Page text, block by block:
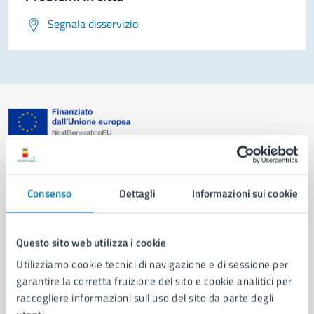
Consenso Dettagli Informazioni sui cookie
Questo sito web utilizza i cookie
Utilizziamo cookie tecnici di navigazione e di sessione per
garantire la corretta fruizione del sito e cookie analitici per
raccogliere informazioni sull'uso del sito da parte degli
Segnala disservizio
Organi di governo
Municipalità
Uffici
Enti e fondazioni
Politici